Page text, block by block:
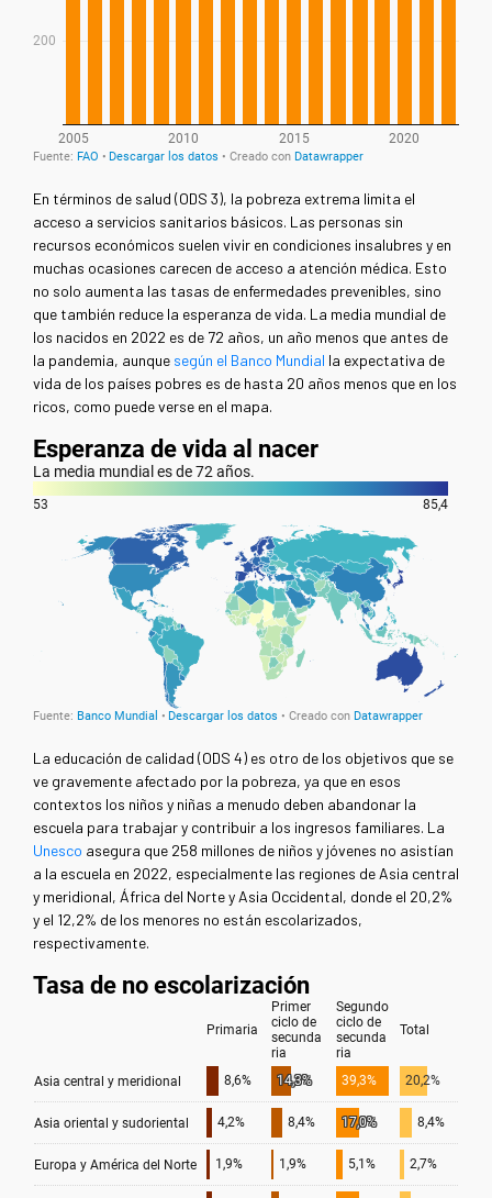
En términos de salud (ODS 3), la pobreza extrema limita el
acceso a servicios sanitarios básicos. Las personas sin
recursos económicos suelen vivir en condiciones insalubres y en
muchas ocasiones carecen de acceso a atención médica. Esto
no solo aumenta las tasas de enfermedades prevenibles, sino
que también reduce la esperanza de vida. La media mundial de
los nacidos en 2022 es de 72 años, un año menos que antes de
la pandemia, aunque según el Banco Mundial la expectativa de
vida de los países pobres es de hasta 20 años menos que en los
ricos, como puede verse en el mapa.
La educación de calidad (ODS 4) es otro de los objetivos que se
ve gravemente afectado por la pobreza, ya que en esos
contextos los niños y niñas a menudo deben abandonar la
escuela para trabajar y contribuir a los ingresos familiares. La
Unesco asegura que 258 millones de niños y jóvenes no asistían
a la escuela en 2022, especialmente las regiones de Asia central
y meridional, África del Norte y Asia Occidental, donde el 20,2%
y el 12,2% de los menores no están escolarizados,
respectivamente.